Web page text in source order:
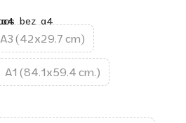
A3 (42x29.7 cm)
A1 (84.1x59.4 cm.)